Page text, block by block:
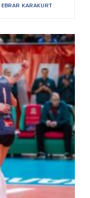
EBRAR KARAKURT